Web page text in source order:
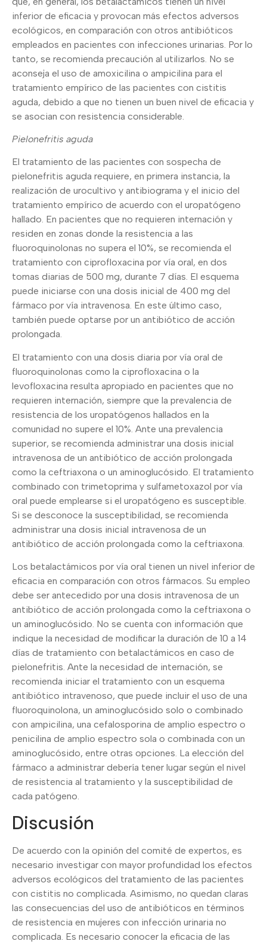
inferior de eficacia y provocan más efectos adversos
ecológicos, en comparación con otros antibióticos
empleados en pacientes con infecciones urinarias. Por lo
tanto, se recomienda precaución al utilizarlos. No se
aconseja el uso de amoxicilina o ampicilina para el
tratamiento empírico de las pacientes con cistitis
aguda, debido a que no tienen un buen nivel de eficacia y
se asocian con resistencia considerable.
Pielonefritis aguda
El tratamiento de las pacientes con sospecha de
pielonefritis aguda requiere, en primera instancia, la
realización de urocultivo y antibiograma y el inicio del
tratamiento empírico de acuerdo con el uropatógeno
hallado. En pacientes que no requieren internación y
residen en zonas donde la resistencia a las
fluoroquinolonas no supera el 10%, se recomienda el
tratamiento con ciprofloxacina por vía oral, en dos
tomas diarias de 500 mg, durante 7 días. El esquema
puede iniciarse con una dosis inicial de 400 mg del
fármaco por vía intravenosa. En este último caso,
también puede optarse por un antibiótico de acción
prolongada.
El tratamiento con una dosis diaria por vía oral de
fluoroquinolonas como la ciprofloxacina o la
levofloxacina resulta apropiado en pacientes que no
requieren internación, siempre que la prevalencia de
resistencia de los uropatógenos hallados en la
comunidad no supere el 10%. Ante una prevalencia
superior, se recomienda administrar una dosis inicial
intravenosa de un antibiótico de acción prolongada
como la ceftriaxona o un aminoglucósido. El tratamiento
combinado con trimetoprima y sulfametoxazol por vía
oral puede emplearse si el uropatógeno es susceptible.
Si se desconoce la susceptibilidad, se recomienda
administrar una dosis inicial intravenosa de un
antibiótico de acción prolongada como la ceftriaxona.
Los betalactámicos por vía oral tienen un nivel inferior de
eficacia en comparación con otros fármacos. Su empleo
debe ser antecedido por una dosis intravenosa de un
antibiótico de acción prolongada como la ceftriaxona o
un aminoglucósido. No se cuenta con información que
indique la necesidad de modificar la duración de 10 a 14
días de tratamiento con betalactámicos en caso de
pielonefritis. Ante la necesidad de internación, se
recomienda iniciar el tratamiento con un esquema
antibiótico intravenoso, que puede incluir el uso de una
fluoroquinolona, un aminoglucósido solo o combinado
con ampicilina, una cefalosporina de amplio espectro o
penicilina de amplio espectro sola o combinada con un
aminoglucósido, entre otras opciones. La elección del
fármaco a administrar debería tener lugar según el nivel
de resistencia al tratamiento y la susceptibilidad de
cada patógeno.
Discusión
De acuerdo con la opinión del comité de expertos, es
necesario investigar con mayor profundidad los efectos
adversos ecológicos del tratamiento de las pacientes
con cistitis no complicada. Asimismo, no quedan claras
las consecuencias del uso de antibióticos en términos
de resistencia en mujeres con infección urinaria no
complicada. Es necesario conocer la eficacia de las